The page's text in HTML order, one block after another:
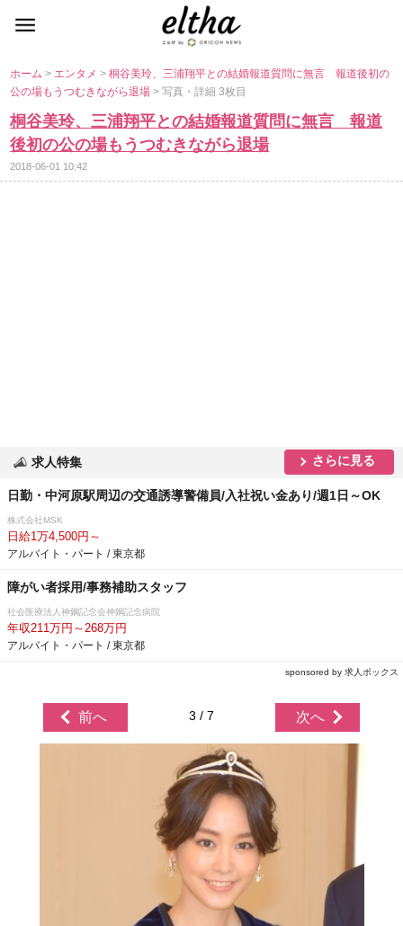
ホーム> エンタメ>桐谷美玲、三浦翔平との結婚報道質問に無言 報道後初の
公の場もうつむきながら退場> 写真・詳細 3枚目
桐谷美玲、三浦翔平との結婚報道質問に無言 報道
後初の公の場もうつむきながら退場
2018-06-01 10:42
求人特集 さらに見る
日勤・中河原駅周辺の交通誘導警備員/入社祝い金あり/週1日～OK
株式会社MSK
日給1万4,500円～
アルバイト・パート / 東京都
障がい者採用/事務補助スタッフ
社会医療法人神鋼記念会神鋼記念病院
年収211万円～268万円
アルバイト・パート / 東京都
sponsored by 求人ボックス
前へ 3 / 7 次へ